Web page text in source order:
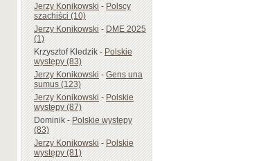
Jerzy Konikowski-Polscy
szachiści (10)
Jerzy Konikowski-DME 2025
(1)
Krzysztof Kledzik-Polskie
występy (83)
Jerzy Konikowski-Gens una
sumus (123)
Jerzy Konikowski-Polskie
występy (87)
Dominik-Polskie występy
(83)
Jerzy Konikowski-Polskie
występy (81)